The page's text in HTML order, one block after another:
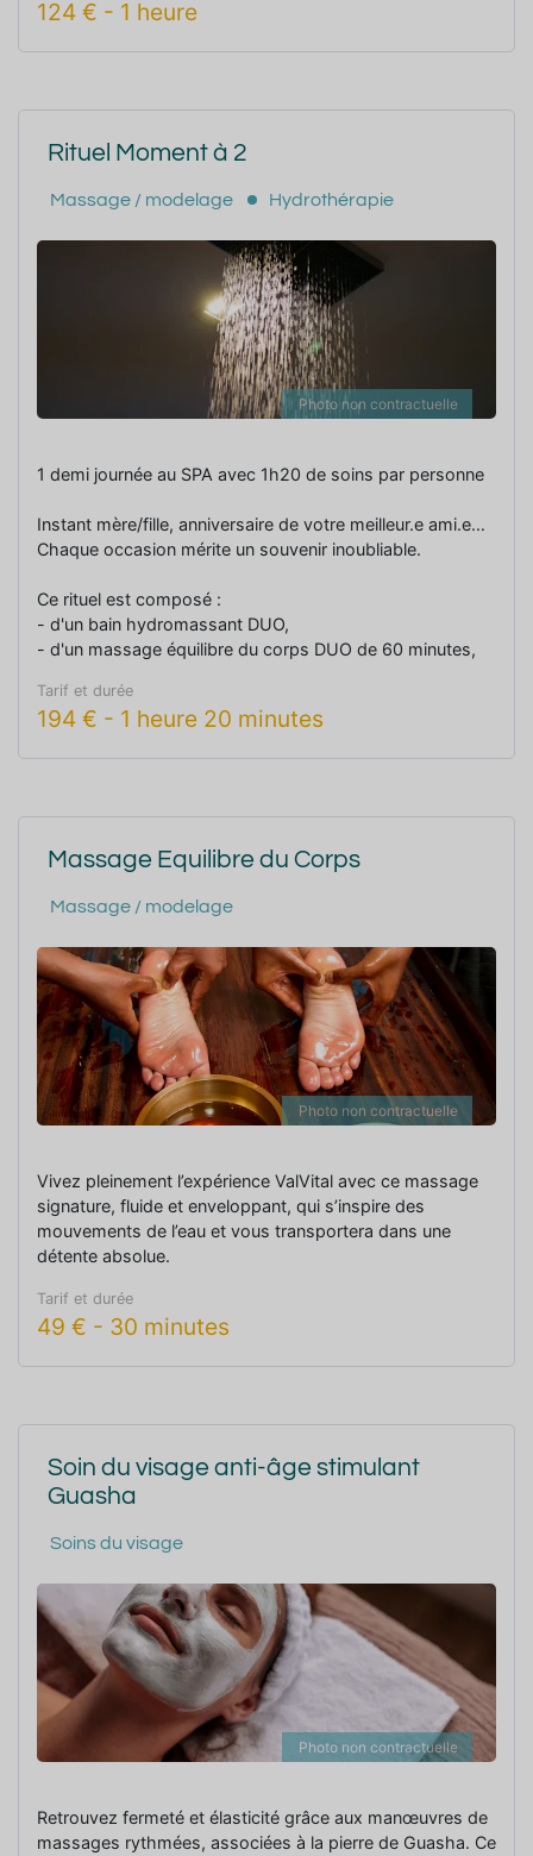
124 € - 1 heure
Rituel Moment à 2
Massage / modelage Hydrothérapie
Photo non contractuelle
1 demi journée au SPA avec 1h20 de soins par personne
Instant mère/fille, anniversaire de votre meilleur.e ami.e…
Chaque occasion mérite un souvenir inoubliable.
Ce rituel est composé :
- d'un bain hydromassant DUO,
- d'un massage équilibre du corps DUO de 60 minutes,
Tarif et durée
194 € - 1 heure 20 minutes
Massage Equilibre du Corps
Massage / modelage
Photo non contractuelle
Vivez pleinement l’expérience ValVital avec ce massage
signature, fluide et enveloppant, qui s’inspire des
mouvements de l’eau et vous transportera dans une
détente absolue.
Tarif et durée
49 € - 30 minutes
Soin du visage anti-âge stimulant
Guasha
Soins du visage
Photo non contractuelle
Retrouvez fermeté et élasticité grâce aux manœuvres de
massages rythmées, associées à la pierre de Guasha. Ce